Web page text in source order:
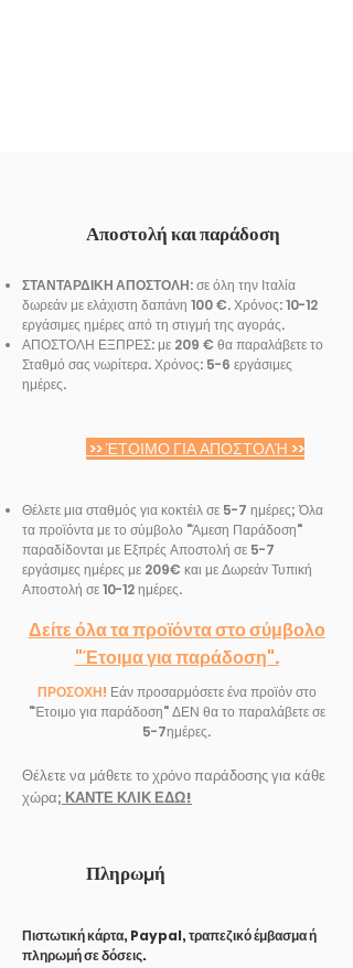
Αποστολή και παράδοση
ΣΤΑΝΤΑΡΔΙΚΗ ΑΠΟΣΤΟΛΗ: σε όλη την Ιταλία
δωρεάν με ελάχιστη δαπάνη 100 €. Χρόνος: 10-12
εργάσιμες ημέρες από τη στιγμή της αγοράς.
ΑΠΟΣΤΟΛΗ ΕΞΠΡΕΣ: με 209 € θα παραλάβετε το
Σταθμό σας νωρίτερα. Χρόνος: 5-6 εργάσιμες
ημέρες.
>> ΈΤΟΙΜΟ ΓΙΑ ΑΠΟΣΤΟΛΉ >>
Θέλετε μια σταθμός για κοκτέιλ σε 5-7 ημέρες; Όλα
τα προϊόντα με το σύμβολο "Άμεση Παράδοση"
παραδίδονται με Εξπρές Αποστολή σε 5-7
εργάσιμες ημέρες με 209€ και με Δωρεάν Τυπική
Αποστολή σε 10-12 ημέρες.
Δείτε όλα τα προϊόντα στο σύμβολο
"Έτοιμα για παράδοση".
ΠΡΟΣΟΧΗ! Εάν προσαρμόσετε ένα προϊόν στο
"Έτοιμο για παράδοση" ΔΕΝ θα το παραλάβετε σε
5-7ημέρες.
Θέλετε να μάθετε το χρόνο παράδοσης για κάθε
χώρα; ΚΑΝΤΕ ΚΛΙΚ ΕΔΩ!
Πληρωμή
Πιστωτική κάρτα, Paypal, τραπεζικό έμβασμα ή
πληρωμή σε δόσεις.